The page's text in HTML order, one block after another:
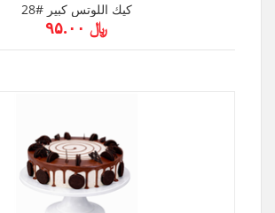
كيك اللوتس كبير #28
﷼ ۹۵.۰۰